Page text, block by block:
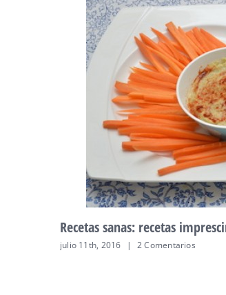
Recetas sanas: Lasaña
junio 5th, 2016 | 2 Comentarios